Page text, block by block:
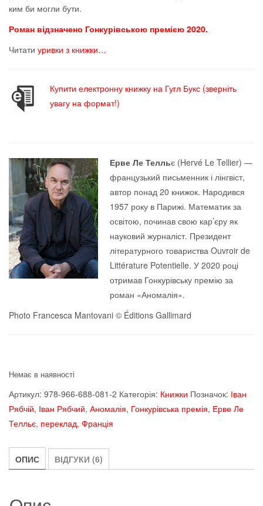
ким би могли бути.
Роман відзначено Гонкурівською премією 2020.
Читати уривки з книжки…
Купити електронну книжку на Гугл Букс (зверніть
увагу на формат!)
Ерве Ле Телльє (Hervé Le Tellier) —
французький письменник і лінгвіст,
автор понад 20 книжок. Народився
1957 року в Парижі. Математик за
освітою, починав свою кар’єру як
науковий журналіст. Президент
літературного товариства Ouvroir de
Littérature Potentielle. У 2020 році
отримав Гонкурівську премію за
роман «Аномалія».
Photo Francesca Mantovani © Éditions Gallimard
Немає в наявності
Артикул: 978-966-688-081-2 Категорія: Книжки Позначок: Іван
Рябчій, Іван Рябчий, Аномалія, Гонкурівська премія, Ерве Ле
Телльє, переклад, Франція
ОПИС ВІДГУКИ (6)